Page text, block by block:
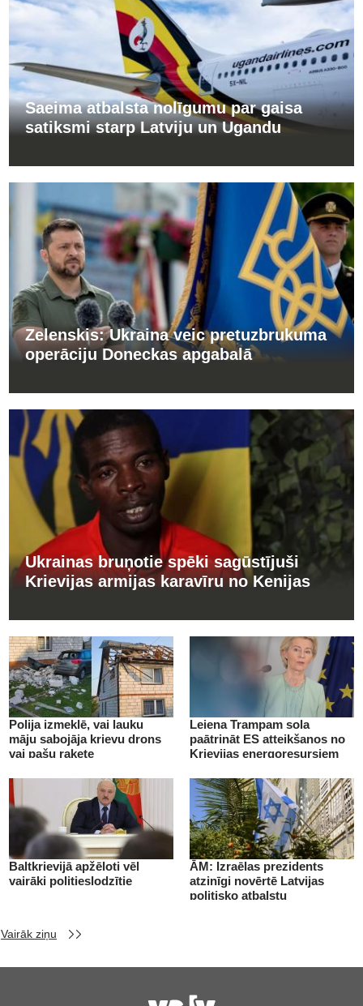
Saeima atbalsta nolīgumu par gaisa
satiksmi starp Latviju un Ugandu
Zelenskis: Ukraina veic pretuzbrukuma
operāciju Doneckas apgabalā
Ukrainas bruņotie spēki sagūstījuši
Krievijas armijas karavīru no Kenijas
Polija izmeklē, vai lauku
māju sabojāja krievu drons
vai pašu raķete
Leiena Trampam sola
paātrināt ES atteikšanos no
Krievijas energoresursiem
Baltkrievijā apžēloti vēl
vairāki politieslodzītie
ĀM: Izraēlas prezidents
atzinīgi novērtē Latvijas
politisko atbalstu
Vairāk ziņu